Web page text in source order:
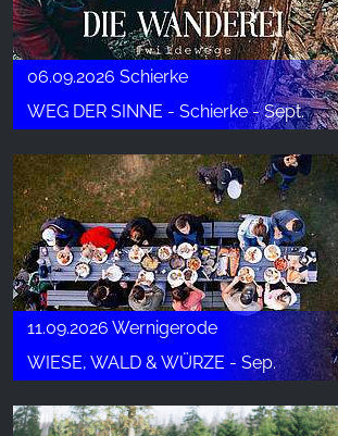
06.09.2026 Schierke
WEG DER SINNE - Schierke - Sept.
11.09.2026 Wernigerode
WIESE, WALD & WÜRZE - Sep.